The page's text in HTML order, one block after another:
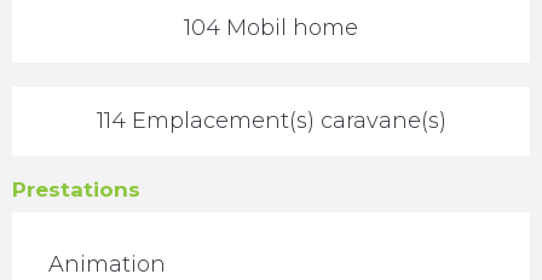
104 Mobil home
114 Emplacement(s) caravane(s)
Prestations
Animation